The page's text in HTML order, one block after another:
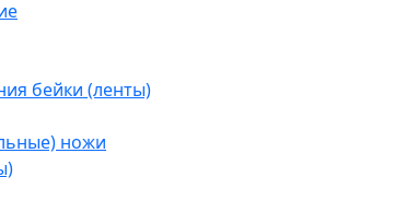
бейки (ленты)
ножи